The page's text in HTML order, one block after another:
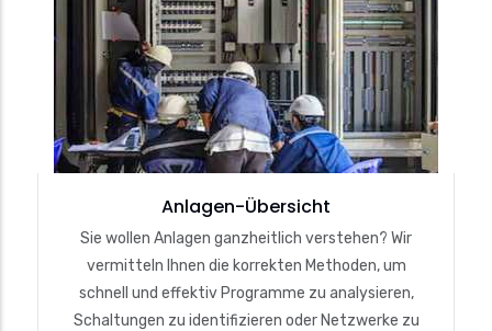
Anlagen-Übersicht
Sie wollen Anlagen ganzheitlich verstehen? Wir
vermitteln Ihnen die korrekten Methoden, um
schnell und effektiv Programme zu analysieren,
Schaltungen zu identifizieren oder Netzwerke zu